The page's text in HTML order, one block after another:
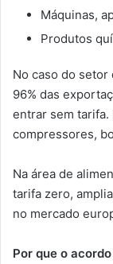
Máquinas,
Produtos
No caso do setor
96% das
entrar sem
compressores,
Na área de
tarifa zero,
no mercado
Por que o